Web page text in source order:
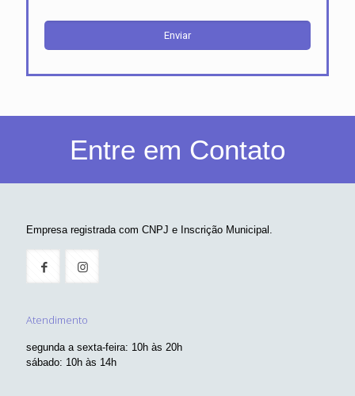
Entre em Contato
Empresa registrada com CNPJ e Inscrição Municipal.
Atendimento
segunda a sexta-feira: 10h às 20h
sábado: 10h às 14h